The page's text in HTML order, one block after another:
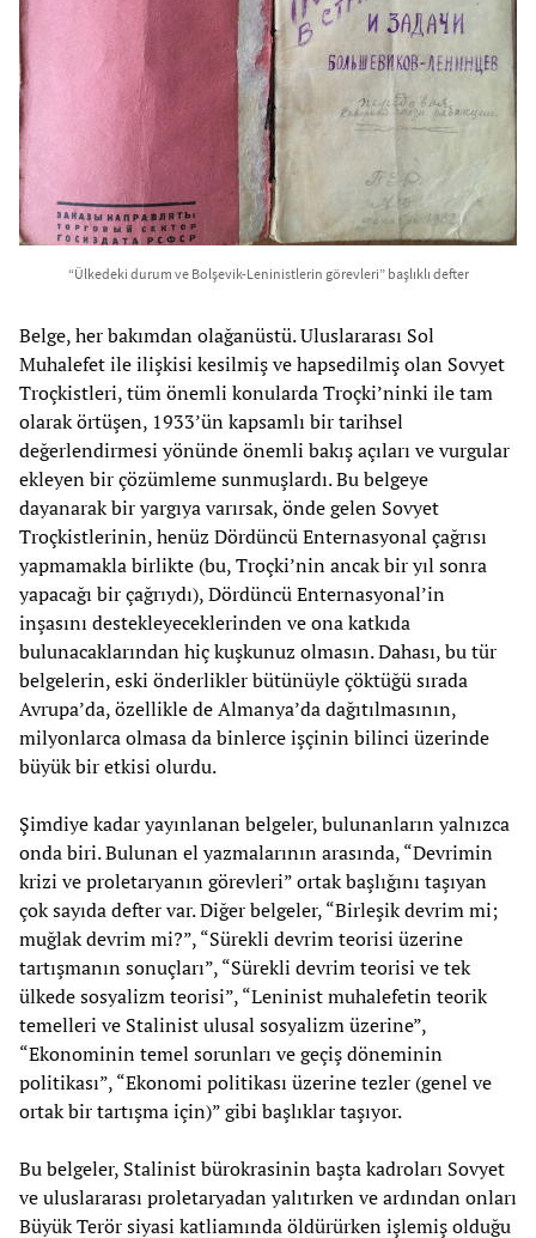
“Ülkedeki durum ve Bolşevik-Leninistlerin görevleri” başlıklı defter
Belge, her bakımdan olağanüstü. Uluslararası Sol
Muhalefet ile ilişkisi kesilmiş ve hapsedilmiş olan Sovyet
Troçkistleri, tüm önemli konularda Troçki’ninki ile tam
olarak örtüşen, 1933’ün kapsamlı bir tarihsel
değerlendirmesi yönünde önemli bakış açıları ve vurgular
ekleyen bir çözümleme sunmuşlardı. Bu belgeye
dayanarak bir yargıya varırsak, önde gelen Sovyet
Troçkistlerinin, henüz Dördüncü Enternasyonal çağrısı
yapmamakla birlikte (bu, Troçki’nin ancak bir yıl sonra
yapacağı bir çağrıydı), Dördüncü Enternasyonal’in
inşasını destekleyeceklerinden ve ona katkıda
bulunacaklarından hiç kuşkunuz olmasın. Dahası, bu tür
belgelerin, eski önderlikler bütünüyle çöktüğü sırada
Avrupa’da, özellikle de Almanya’da dağıtılmasının,
milyonlarca olmasa da binlerce işçinin bilinci üzerinde
büyük bir etkisi olurdu.
Şimdiye kadar yayınlanan belgeler, bulunanların yalnızca
onda biri. Bulunan el yazmalarının arasında, “Devrimin
krizi ve proletaryanın görevleri” ortak başlığını taşıyan
çok sayıda defter var. Diğer belgeler, “Birleşik devrim mi;
muğlak devrim mi?”, “Sürekli devrim teorisi üzerine
tartışmanın sonuçları”, “Sürekli devrim teorisi ve tek
ülkede sosyalizm teorisi”, “Leninist muhalefetin teorik
temelleri ve Stalinist ulusal sosyalizm üzerine”,
“Ekonominin temel sorunları ve geçiş döneminin
politikası”, “Ekonomi politikası üzerine tezler (genel ve
ortak bir tartışma için)” gibi başlıklar taşıyor.
Bu belgeler, Stalinist bürokrasinin başta kadroları Sovyet
ve uluslararası proletaryadan yalıtırken ve ardından onları
Büyük Terör siyasi katliamında öldürürken işlemiş olduğu